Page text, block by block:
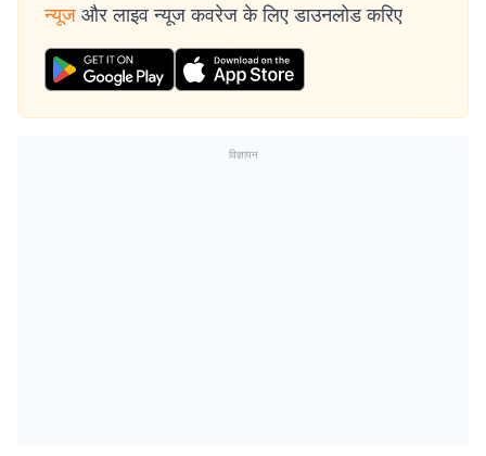
न्यूज और लाइव न्यूज कवरेज के लिए डाउनलोड करिए
विज्ञापन